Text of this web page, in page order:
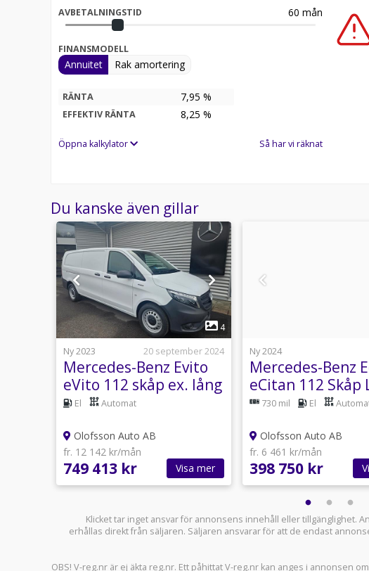
AVBETALNINGSTID 60 mån
FINANSMODELL
Annuitet Rak amortering
RÄNTA 7,95 %
EFFEKTIV RÄNTA 8,25 %
Öppna kalkylator Så har vi räknat
Du kanske även gillar
1
4
Ny 2023
20 september 2024
Mercedes-Benz Evito
eVito 112 skåp ex. lång
Servicepaket
El Automat
Olofsson Auto AB
fr. 12 142 kr/mån
749 413 kr Visa mer
Ny 2024
Mercedes-Benz
eCitan 112 Skåp
730 mil El
Olofsson Auto AB
fr. 6 461 kr/mån
398 750 kr
Klicket tar inget ansvar för annonsens innehåll eller tillgänglighet.
erhållas direkt från säljaren. Säljaren ansvarar för att de endast
OBS! V-reg.nr är ej äkta reg.nr. Ett påhittat V-reg.nr kan anges i annonsen